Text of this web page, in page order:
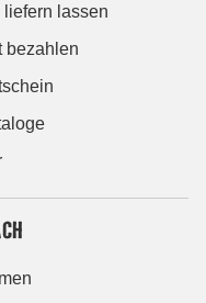
lassen
bezahlen